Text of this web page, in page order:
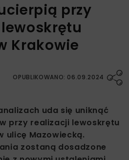
przy
Krakowie
OPUBLIKOWANO: 06.09.2024
uda się uniknąć
przy realizacji lewoskrętu
ulicę Mazowiecką.
zostaną dosadzone